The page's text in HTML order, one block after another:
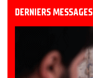
DERNIERS MESSAGES